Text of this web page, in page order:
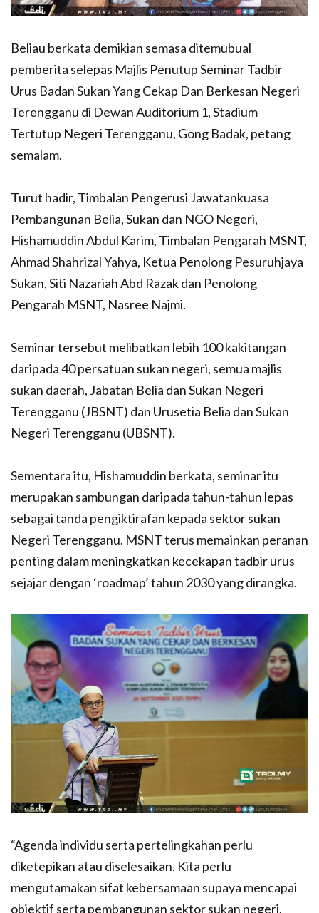
Beliau berkata demikian semasa ditemubual
pemberita selepas Majlis Penutup Seminar Tadbir
Urus Badan Sukan Yang Cekap Dan Berkesan Negeri
Terengganu di Dewan Auditorium 1, Stadium
Tertutup Negeri Terengganu, Gong Badak, petang
semalam.
Turut hadir, Timbalan Pengerusi Jawatankuasa
Pembangunan Belia, Sukan dan NGO Negeri,
Hishamuddin Abdul Karim, Timbalan Pengarah MSNT,
Ahmad Shahrizal Yahya, Ketua Penolong Pesuruhjaya
Sukan, Siti Nazariah Abd Razak dan Penolong
Pengarah MSNT, Nasree Najmi.
Seminar tersebut melibatkan lebih 100 kakitangan
daripada 40 persatuan sukan negeri, semua majlis
sukan daerah, Jabatan Belia dan Sukan Negeri
Terengganu (JBSNT) dan Urusetia Belia dan Sukan
Negeri Terengganu (UBSNT).
Sementara itu, Hishamuddin berkata, seminar itu
merupakan sambungan daripada tahun-tahun lepas
sebagai tanda pengiktirafan kepada sektor sukan
Negeri Terengganu. MSNT terus memainkan peranan
penting dalam meningkatkan kecekapan tadbir urus
sejajar dengan ‘roadmap’ tahun 2030 yang dirangka.
“Agenda individu serta pertelingkahan perlu
diketepikan atau diselesaikan. Kita perlu
mengutamakan sifat kebersamaan supaya mencapai
objektif serta pembangunan sektor sukan negeri.